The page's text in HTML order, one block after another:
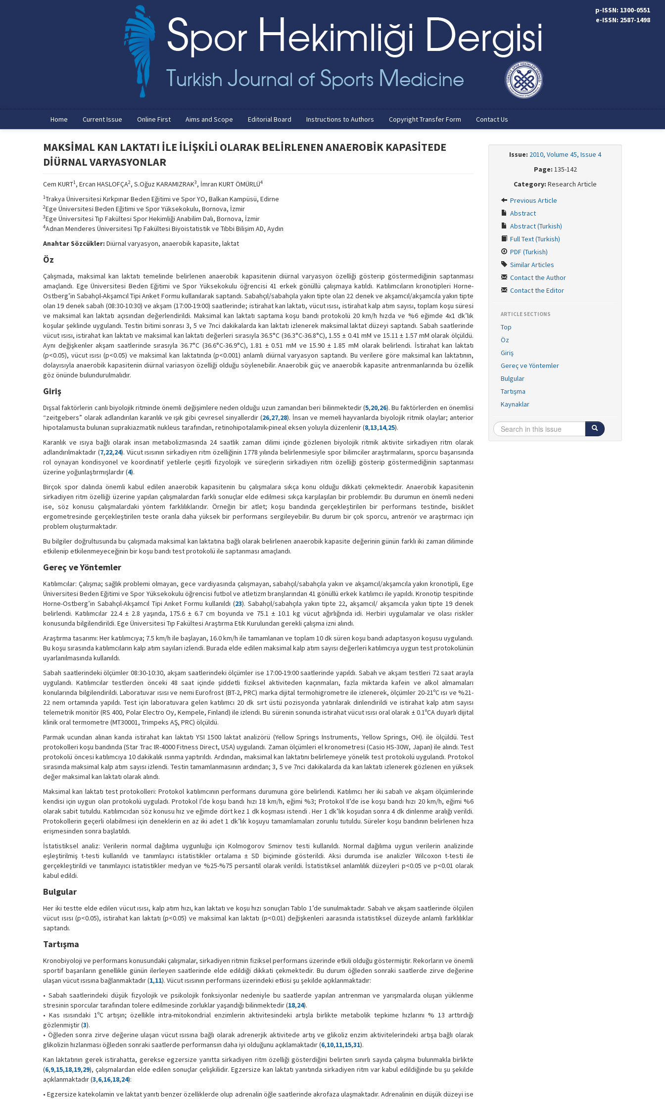
p-ISSN: 1300-0551
e-ISSN: 2587-1498
Home Current Issue Online First Aims and Scope Editorial Board Instructions to Authors Copyright Transfer Form Contact Us
MAKSİMAL KAN LAKTATI İLE İLİŞKİLİ OLARAK BELİRLENEN ANAEROBİK KAPASİTEDE
DİÜRNAL VARYASYONLAR
Cem KURT1, Ercan HASLOFÇA2, S.Oğuz KARAMIZRAK3, İmran KURT ÖMÜRLÜ4
1Trakya Üniversitesi Kırkpınar Beden Eğitimi ve Spor YO, Balkan Kampüsü, Edirne
2Ege Üniversitesi Beden Eğitimi ve Spor Yüksekokulu, Bornova, İzmir
3Ege Üniversitesi Tıp Fakültesi Spor Hekimliği Anabilim Dalı, Bornova, İzmir
4Adnan Menderes Üniversitesi Tıp Fakültesi Biyoistatistik ve Tıbbi Bilişim AD, Aydın
Anahtar Sözcükler: Diürnal varyasyon, anaerobik kapasite, laktat
Öz
Çalışmada, maksimal kan laktatı temelinde belirlenen anaerobik kapasitenin diürnal varyasyon özelliği gösterip göstermediğinin saptanması
amaçlandı. Ege Üniversitesi Beden Eğitimi ve Spor Yüksekokulu öğrencisi 41 erkek gönüllü çalışmaya katıldı. Katılımcıların kronotipleri Horne-
Ostberg’in Sabahçıl-Akşamcıl Tipi Anket Formu kullanılarak saptandı. Sabahçıl/sabahçıla yakın tipte olan 22 denek ve akşamcıl/akşamcıla yakın tipte
olan 19 denek sabah (08:30-10:30) ve akşam (17:00-19:00) saatlerinde; istirahat kan laktatı, vücut ısısı, istirahat kalp atım sayısı, toplam koşu süresi
ve maksimal kan laktatı açısından değerlendirildi. Maksimal kan laktatı saptama koşu bandı protokolü 20 km/h hızda ve %6 eğimde 4x1 dk’lık
koşular şeklinde uygulandı. Testin bitimi sonrası 3, 5 ve 7nci dakikalarda kan laktatı izlenerek maksimal laktat düzeyi saptandı. Sabah saatlerinde
vücut ısısı, istirahat kan laktatı ve maksimal kan laktatı değerleri sırasıyla 36.5°C (36.3°C-36.8°C), 1.55 ± 0.41 mM ve 15.11 ± 1.57 mM olarak ölçüldü.
Aynı değişkenler akşam saatlerinde sırasıyla 36.7°C (36.6°C-36.9°C), 1.81 ± 0.51 mM ve 15.90 ± 1.85 mM olarak belirlendi. İstirahat kan laktatı
(p<0.05), vücut ısısı (p<0.05) ve maksimal kan laktatında (p<0.001) anlamlı diürnal varyasyon saptandı. Bu verilere göre maksimal kan laktatının,
dolayısıyla anaerobik kapasitenin diürnal variasyon özelliği olduğu söylenebilir. Anaerobik güç ve anaerobik kapasite antrenmanlarında bu özellik
göz önünde bulundurulmalıdır.
Giriş
Dışsal faktörlerin canlı biyolojik ritminde önemli değişimlere neden olduğu uzun zamandan beri bilinmektedir (5,20,26). Bu faktörlerden en önemlisi
“zeitgebers” olarak adlandırılan karanlık ve ışık gibi çevresel sinyallerdir (26,27,28). İnsan ve memeli hayvanlarda biyolojik ritmik olaylar; anterior
hipotalamusta bulunan suprakiazmatik nukleus tarafından, retinohipotalamik-pineal eksen yoluyla düzenlenir (8,13,14,25).
Karanlık ve ısıya bağlı olarak insan metabolizmasında 24 saatlik zaman dilimi içinde gözlenen biyolojik ritmik aktivite sirkadiyen ritm olarak
adlandırılmaktadır (7,22,24). Vücut ısısının sirkadiyen ritm özelliğinin 1778 yılında belirlenmesiyle spor bilimciler araştırmalarını, sporcu başarısında
rol oynayan kondisyonel ve koordinatif yetilerle çeşitli fizyolojik ve süreçlerin sirkadiyen ritm özelliği gösterip göstermediğinin saptanması
üzerine yoğunlaştırmışlardır (4).
Birçok spor dalında önemli kabul edilen anaerobik kapasitenin bu çalışmalara sıkça konu olduğu dikkati çekmektedir. Anaerobik kapasitenin
sirkadiyen ritm özelliği üzerine yapılan çalışmalardan farklı sonuçlar elde edilmesi sıkça karşılaşılan bir problemdir. Bu durumun en önemli nedeni
ise, söz konusu çalışmalardaki yöntem farklılıklarıdır. Örneğin bir atlet; koşu bandında gerçekleştirilen bir performans testinde, bisiklet
ergometresinde gerçekleştirilen teste oranla daha yüksek bir performans sergileyebilir. Bu durum bir çok sporcu, antrenör ve araştırmacı için
problem oluşturmaktadır.
Bu bilgiler doğrultusunda bu çalışmada maksimal kan laktatına bağlı olarak belirlenen anaerobik kapasite değerinin günün farklı iki zaman diliminde
etkilenip etkilenmeyeceğinin bir koşu bandı test protokolü ile saptanması amaçlandı.
Gereç ve Yöntemler
Katılımcılar: Çalışma; sağlık problemi olmayan, gece vardiyasında çalışmayan, sabahçıl/sabahçıla yakın ve akşamcıl/akşamcıla yakın kronotipli, Ege
Üniversitesi Beden Eğitimi ve Spor Yüksekokulu öğrencisi futbol ve atletizm branşlarından 41 gönüllü erkek katılımcı ile yapıldı. Kronotip tespitinde
Horne-Ostberg’in Sabahçıl-Akşamcıl Tipi Anket Formu kullanıldı (23). Sabahçıl/sabahçıla yakın tipte 22, akşamcıl/ akşamcıla yakın tipte 19 denek
belirlendi. Katılımcılar 22.4 ± 2.8 yaşında, 175.6 ± 6.7 cm boyunda ve 75.1 ± 10.1 kg vücut ağırlığında idi. Herbiri uygulamalar ve olası riskler
konusunda bilgilendirildi. Ege Üniversitesi Tıp Fakültesi Araştırma Etik Kurulundan gerekli çalışma izni alındı.
Araştırma tasarımı: Her katılımcıya; 7.5 km/h ile başlayan, 16.0 km/h ile tamamlanan ve toplam 10 dk süren koşu bandı adaptasyon koşusu uygulandı.
Bu koşu sırasında katılımcıların kalp atım sayıları izlendi. Burada elde edilen maksimal kalp atım sayısı değerleri katılımcıya uygun test protokolünün
uyarlanılmasında kullanıldı.
Sabah saatlerindeki ölçümler 08:30-10:30, akşam saatlerindeki ölçümler ise 17:00-19:00 saatlerinde yapıldı. Sabah ve akşam testleri 72 saat arayla
uygulandı. Katılımcılar testlerden önceki 48 saat içinde şiddetli fiziksel aktiviteden kaçınmaları, fazla miktarda kafein ve alkol almamaları
konularında bilgilendirildi. Laboratuvar ısısı ve nemi Eurofrost (BT-2, PRC) marka dijital termohigrometre ile izlenerek, ölçümler 20-21ºC ısı ve %21-
22 nem ortamında yapıldı. Test için laboratuvara gelen katılımcı 20 dk sırt üstü pozisyonda yatırılarak dinlendirildi ve istirahat kalp atım sayısı
telemetrik monitör (RS 400, Polar Electro Oy, Kempele, Finland) ile izlendi. Bu sürenin sonunda istirahat vücut ısısı oral olarak ± 0.1ºCA duyarlı dijital
klinik oral termometre (MT30001, Trimpeks AŞ, PRC) ölçüldü.
Parmak ucundan alınan kanda istirahat kan laktatı YSI 1500 laktat analizörü (Yellow Springs Instruments, Yellow Springs, OH). ile ölçüldü. Test
protokolleri koşu bandında (Star Trac IR-4000 Fitness Direct, USA) uygulandı. Zaman ölçümleri el kronometresi (Casio HS-30W, Japan) ile alındı. Test
protokolü öncesi katılımcıya 10 dakikalık ısınma yaptırıldı. Ardından, maksimal kan laktatını belirlemeye yönelik test protokolü uygulandı. Protokol
sırasında maksimal kalp atım sayısı izlendi. Testin tamamlanmasının ardından; 3, 5 ve 7nci dakikalarda da kan laktatı izlenerek gözlenen en yüksek
değer maksimal kan laktatı olarak alındı.
Maksimal kan laktatı test protokolleri: Protokol katılımcının performans durumuna göre belirlendi. Katılımcı her iki sabah ve akşam ölçümlerinde
kendisi için uygun olan protokolü uyguladı. Protokol I’de koşu bandı hızı 18 km/h, eğimi %3; Protokol II’de ise koşu bandı hızı 20 km/h, eğimi %6
olarak sabit tutuldu. Katılımcıdan söz konusu hız ve eğimde dört kez 1 dk koşması istendi . Her 1 dk’lık koşudan sonra 4 dk dinlenme aralığı verildi.
Protokollerin geçerli olabilmesi için deneklerin en az iki adet 1 dk’lık koşuyu tamamlamaları zorunlu tutuldu. Süreler koşu bandının belirlenen hıza
erişmesinden sonra başlatıldı.
İstatistiksel analiz: Verilerin normal dağılıma uygunluğu için Kolmogorov Smirnov testi kullanıldı. Normal dağılıma uygun verilerin analizinde
eşleştirilmiş t-testi kullanıldı ve tanımlayıcı istatistikler ortalama ± SD biçiminde gösterildi. Aksi durumda ise analizler Wilcoxon t-testi ile
gerçekleştirildi ve tanımlayıcı istatistikler medyan ve %25-%75 persantil olarak verildi. İstatistiksel anlamlılık düzeyleri p<0.05 ve p<0.01 olarak
kabul edildi.
Bulgular
Her iki testte elde edilen vücut ısısı, kalp atım hızı, kan laktatı ve koşu hızı sonuçları Tablo 1’de sunulmaktadır. Sabah ve akşam saatlerinde ölçülen
vücut ısısı (p<0.05), istirahat kan laktatı (p<0.05) ve maksimal kan laktatı (p<0.01) değişkenleri aarasında istatistiksel düzeyde anlamlı farklılıklar
saptandı.
Tartışma
Kronobiyoloji ve performans konusundaki çalışmalar, sirkadiyen ritmin fiziksel performans üzerinde etkili olduğu göstermiştir. Rekorların ve önemli
sportif başarıların genellikle günün ilerleyen saatlerinde elde edildiği dikkati çekmektedir. Bu durum öğleden sonraki saatlerde zirve değerine
ulaşan vücut ısısına bağlanmaktadır (1,11). Vücut ısısının performans üzerindeki etkisi şu şekilde açıklanmaktadır:
• Sabah saatlerindeki düşük fizyolojik ve psikolojik fonksiyonlar nedeniyle bu saatlerde yapılan antrenman ve yarışmalarda oluşan yüklenme
stresinin sporcular tarafından tolere edilmesinde zorluklar yaşandığı bilinmektedir (18,24).
• Kas ısısındaki 1ºC artışın; özellikle intra-mitokondrial enzimlerin aktivitesindeki artışla birlikte metabolik tepkime hızlarını % 13 arttırdığı
gözlenmiştir (3).
• Öğleden sonra zirve değerine ulaşan vücut ısısına bağlı olarak adrenerjik aktivitede artış ve glikoliz enzim aktivitelerindeki artışa bağlı olarak
glikolizin hızlanması öğleden sonraki saatlerde performansın daha iyi olduğunu açıklamaktadır (6,10,11,15,31).
Kan laktatının gerek istirahatta, gerekse egzersize yanıtta sirkadiyen ritm özelliği gösterdiğini belirten sınırlı sayıda çalışma bulunmakla birlikte
(6,9,15,18,19,29), çalışmalardan elde edilen sonuçlar çelişkilidir. Egzersize kan laktatı yanıtında sirkadiyen ritm var kabul edildiğinde bu şu şekilde
açıklanmaktadır (3,6,16,18,24):
• Egzersize katekolamin ve laktat yanıtı benzer özelliklerde olup adrenalin öğle saatlerinde akrofaza ulaşmaktadır. Adrenalinin en düşük düzeyi ise
Issue: 2010, Volume 45, Issue 4
Page: 135-142
Category: Research Article
Previous Article
Abstract
Abstract (Turkish)
Full Text (Turkish)
PDF (Turkish)
Similar Articles
Contact the Author
Contact the Editor
ARTICLE SECTIONS
Top
Öz
Giriş
Gereç ve Yöntemler
Bulgular
Tartışma
Kaynaklar